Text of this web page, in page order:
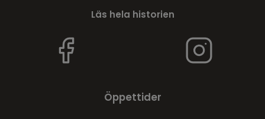
Läs hela historien
Öppettider